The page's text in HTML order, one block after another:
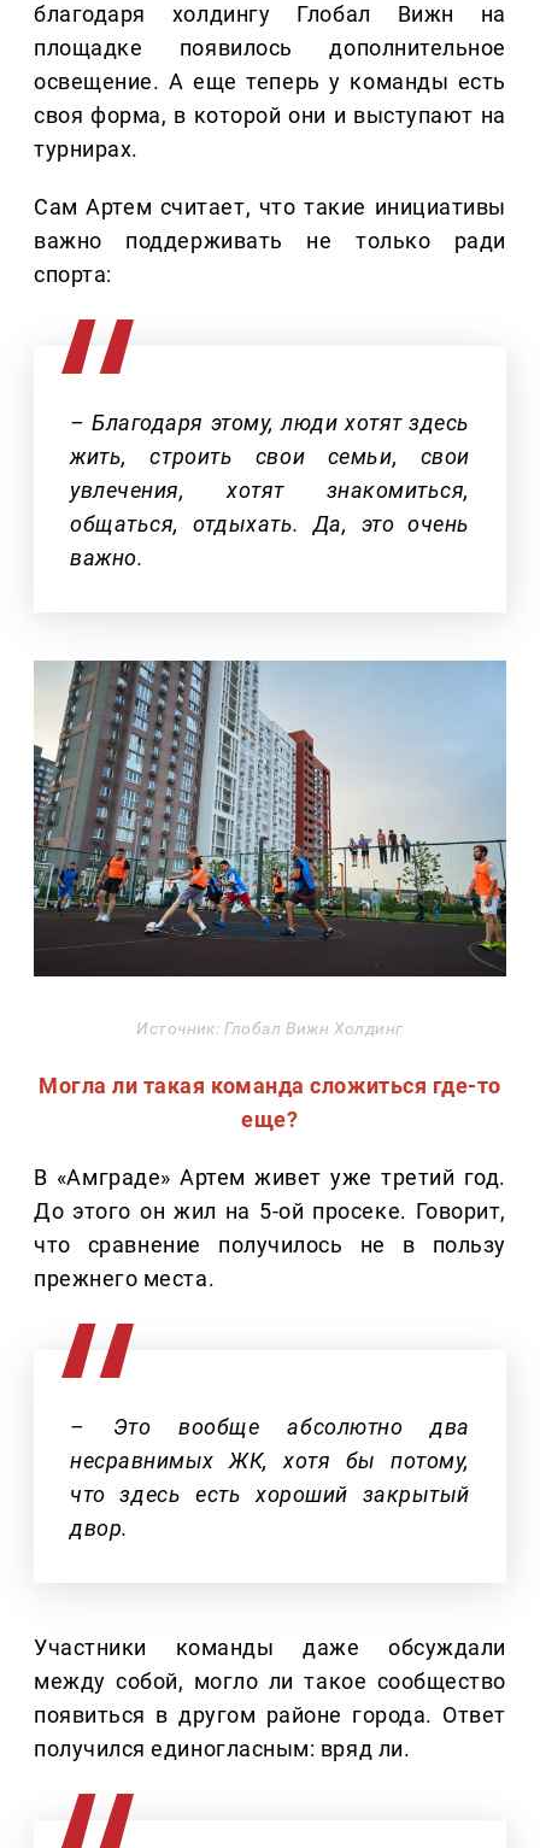
благодаря холдингу Глобал Вижн на
площадке появилось дополнительное
освещение. А еще теперь у команды есть
своя форма, в которой они и выступают на
турнирах.
Сам Артем считает, что такие инициативы
важно поддерживать не только ради
спорта:
– Благодаря этому, люди хотят здесь
жить, строить свои семьи, свои
увлечения, хотят знакомиться,
общаться, отдыхать. Да, это очень
важно.
Источник: Глобал Вижн Холдинг
Могла ли такая команда сложиться где-то
еще?
В «Амграде» Артем живет уже третий год.
До этого он жил на 5-ой просеке. Говорит,
что сравнение получилось не в пользу
прежнего места.
– Это вообще абсолютно два
несравнимых ЖК, хотя бы потому,
что здесь есть хороший закрытый
двор.
Участники команды даже обсуждали
между собой, могло ли такое сообщество
появиться в другом районе города. Ответ
получился единогласным: вряд ли.